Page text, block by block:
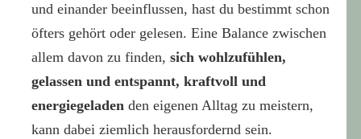
und einander beeinflussen, hast du bestimmt schon
öfters gehört oder gelesen. Eine Balance zwischen
allem davon zu finden, sich wohlzufühlen,
gelassen und entspannt, kraftvoll und
energiegeladenden eigenen Alltag zu meistern,
kann dabei ziemlich herausfordernd sein.